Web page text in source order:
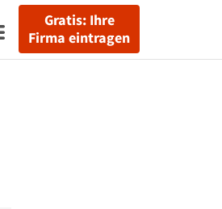
Gratis: Ihre
Firma eintragen